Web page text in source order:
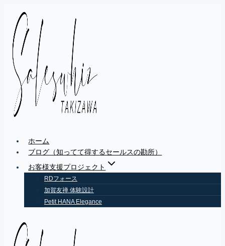
content
ホーム
ブログ（知ってて得するセールスの勘所）
お客様支援プロジェクト
RDフォース
加賀友禅 体験設計
Petit HANA Elegance